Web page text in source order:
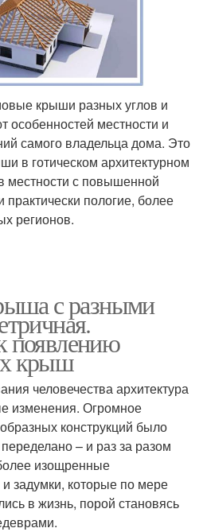
крыши разных углов и
особенностей местности и
самого владельца дома. Это
в готическом архитектурном
местности с повышенной
практически пологие, более
регионов.
с разными
появлению
крыш
человечества архитектура
изменения. Огромное
конструкций было
– и раз за разом
изощренные
задумки, которые по мере
в жизнь, порой становясь